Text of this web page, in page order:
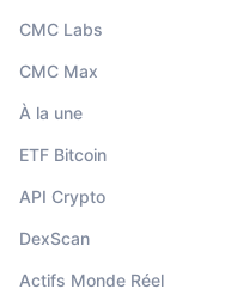
CMC Labs
CMC Max
À la une
ETF Bitcoin
API Crypto
DexScan
Actifs Monde Réel